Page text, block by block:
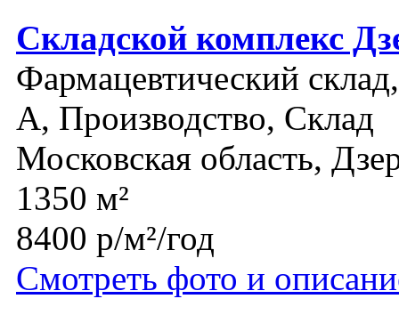
Складской комплекс
Фармацевтический
A, Производство, Склад
Московская область,
1350 м²
8400 р/м²/год
Смотреть фото и